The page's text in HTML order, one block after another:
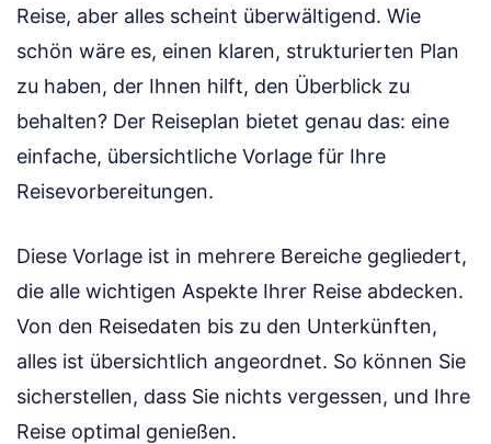
Reise, aber alles scheint überwältigend. Wie
schön wäre es, einen klaren, strukturierten Plan
zu haben, der Ihnen hilft, den Überblick zu
behalten? Der Reiseplan bietet genau das: eine
einfache, übersichtliche Vorlage für Ihre
Reisevorbereitungen.
Diese Vorlage ist in mehrere Bereiche gegliedert,
die alle wichtigen Aspekte Ihrer Reise abdecken.
Von den Reisedaten bis zu den Unterkünften,
alles ist übersichtlich angeordnet. So können Sie
sicherstellen, dass Sie nichts vergessen, und Ihre
Reise optimal genießen.